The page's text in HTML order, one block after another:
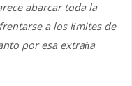
abarcar toda la
a los límites de
por esa extraña